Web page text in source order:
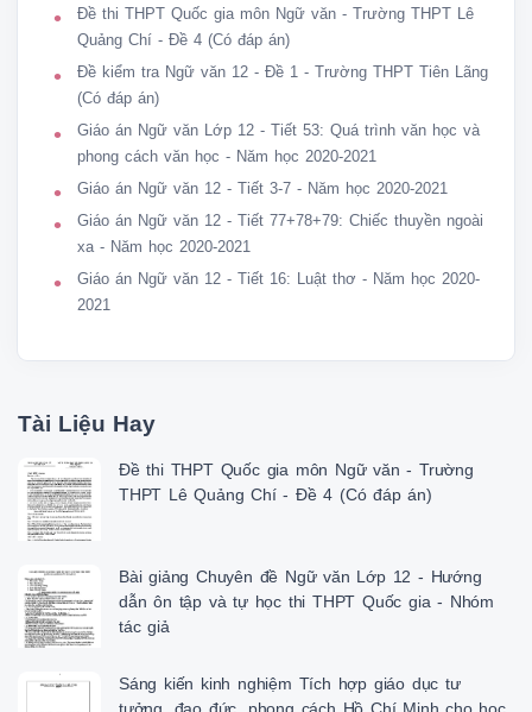
quyết vấn đề và sáng tạo, năng lực ngôn ngữ, năng lực tìm hiểu tự
năng lực thưởng thức văn học và cảm thụ thẩm mỹ...
1/Giáo viên
-Giáo án
-Phiếu bài tập, trả lời câu hỏi
-Bảng phân công nhiệm vụ cho học sinh hoạt động trên lớp
2/Học sinh
-Đọc trước ngữ liệu trong SGK để trả lời câu hỏi tìm hiểu bài
-Các sản phẩm thực hiện nhiệm vụ học tập ở nhà (do giáo viên giao từ
trước)
-Đồ dùng học tập
- B4: GV nhận xét, chốt trả lời thẳng, gián tiếp công nhận việc để mất
kiến thức ra dư định “lấy công chuộc tội” (bắn hổ chuộc tội mất
bò); chủ ý thể hiện sự tin tưởng bắn được hổ và nói rõ
“con hổ này to lắm”.
+ Nhóm 1: Bài tập 1 Cách nói hòng chuộc tội, làm giảm cơn giận dữ của
Tra . Câu trả lời của A Phủ chứa nhiều hàm ý.
a) Anh thanh niên đi chệch ra ngoài đề tài “hỏi
đường- chỉ đường” bằng cách đọc thụôc lòng cả một
+ Nhóm 2: Bài tập 2 bài dài đến dăm trang giấy về “cuộc trường kì kháng
chiến”. Nghĩa là anh ta vi phạm phương châm quan hệ
trong hội thoại đồng thời vi phạm cả phương châm về
lượng (nói thừa lượng thông tin).
Đề thi THPT Quốc gia môn Ngữ văn - Trường THPT Lê
Quảng Chí - Đề 4 (Có đáp án)
Đề kiểm tra Ngữ văn 12 - Đề 1 - Trường THPT Tiên Lãng
(Có đáp án)
Giáo án Ngữ văn Lớp 12 - Tiết 53: Quá trình văn học và
phong cách văn học - Năm học 2020-2021
Giáo án Ngữ văn 12 - Tiết 3-7 - Năm học 2020-2021
Giáo án Ngữ văn 12 - Tiết 77+78+79: Chiếc thuyền ngoài
xa - Năm học 2020-2021
Giáo án Ngữ văn 12 - Tiết 16: Luật thơ - Năm học 2020-
2021
Tài Liệu Hay
Đề thi THPT Quốc gia môn Ngữ văn - Trường
THPT Lê Quảng Chí - Đề 4 (Có đáp án)
Bài giảng Chuyên đề Ngữ văn Lớp 12 - Hướng
dẫn ôn tập và tự học thi THPT Quốc gia - Nhóm
tác giả
Sáng kiến kinh nghiệm Tích hợp giáo dục tư